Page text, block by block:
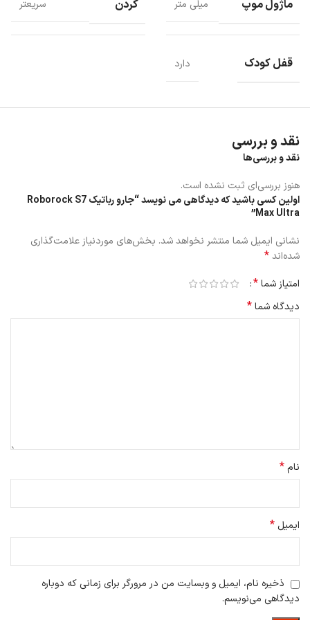
ربات دارای سیستم خودشوئی است و بعد از استفاده نیازی به شستن دستی
است و می تواند تا 7 هفته بدون تخلیه کار کند، البته فاصله تخلیه واقعی
خودکار پر می کند و می تواند تا محدوده پاکسازی 300 متر مربع عمل کند.
پایین داک، تعمیر و نگهداری را آسان کند.
ماژول موپ
میلی متر
کردن
سریعتر
قفل کودک دارد
نقد و بررسی
نقد و بررسی‌ها
هنوز بررسی‌ای ثبت نشده است.
اولین کسی باشید که دیدگاهی می نویسد “جارو رباتیک Roborock S7
Max Ultra”
نشانی ایمیل شما منتشر نخواهد شد. بخش‌های موردنیاز علامت‌گذاری
شده‌اند*
امتیاز شما*
دیدگاه شما*
نام*
ایمیل *
ذخیره نام، ایمیل و وبسایت من در مرورگر برای زمانی که دوباره
دیدگاهی می‌نویسم.